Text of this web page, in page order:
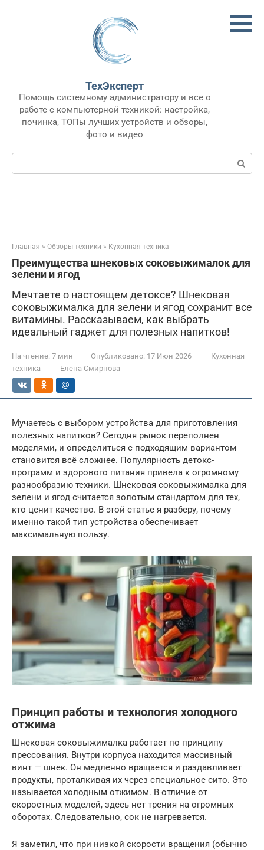
ТехЭксперт
Помощь системному администратору и все о
работе с компьютерной техникой: настройка,
починка, ТОПы лучших устройств и обзоры,
фото и видео
Поиск:
Главная » Обзоры техники » Кухонная техника
Преимущества шнековых соковыжималок для
зелени и ягод
Мечтаете о настоящем детоксе? Шнековая
соковыжималка для зелени и ягод сохранит все
витамины. Рассказываем, как выбрать
идеальный гаджет для полезных напитков!
На чтение: 7 мин Опубликовано: 17 Июн 2026
Кухонная
техника
Елена Смирнова
Мучаетесь с выбором устройства для приготовления
полезных напитков? Сегодня рынок переполнен
моделями, и определиться с подходящим вариантом
становится всё сложнее. Популярность детокс-
программ и здорового питания привела к огромному
разнообразию техники. Шнековая соковыжималка для
зелени и ягод считается золотым стандартом для тех,
кто ценит качество. В этой статье я разберу, почему
именно такой тип устройства обеспечивает
максимальную пользу.
Принцип работы и технология холодного
отжима
Шнековая соковыжималка работает по принципу
прессования. Внутри корпуса находится массивный
винт — шнек. Он медленно вращается и раздавливает
продукты, проталкивая их через специальное сито. Это
называется холодным отжимом. В отличие от
скоростных моделей, здесь нет трения на огромных
оборотах. Следовательно, сок не нагревается.
Я заметил, что при низкой скорости вращения (обычно